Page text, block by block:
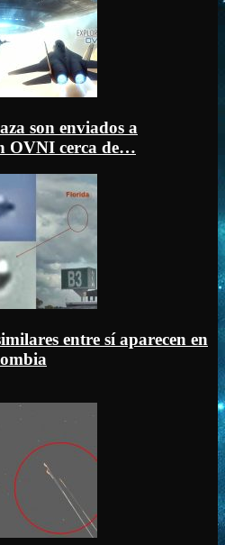
son enviados a
OVNI cerca de…
entre sí aparecen en